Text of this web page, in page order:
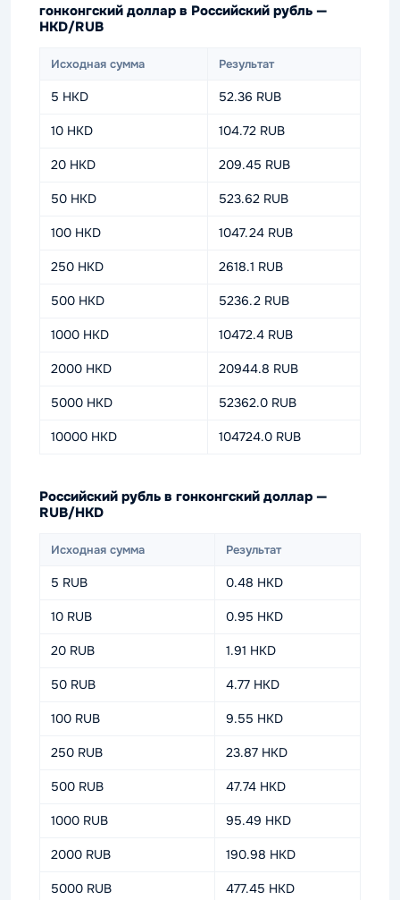
гонконгский доллар в Российский рубль —
HKD/RUB
Исходная сумма Результат
5 HKD 52.36 RUB
10 HKD 104.72 RUB
20 HKD 209.45 RUB
50 HKD 523.62 RUB
100 HKD 1047.24 RUB
250 HKD 2618.1 RUB
500 HKD 5236.2 RUB
1000 HKD 10472.4 RUB
2000 HKD 20944.8 RUB
5000 HKD 52362.0 RUB
10000 HKD 104724.0 RUB
Российский рубль в гонконгский доллар —
RUB/HKD
Исходная сумма Результат
5 RUB 0.48 HKD
10 RUB 0.95 HKD
20 RUB 1.91 HKD
50 RUB 4.77 HKD
100 RUB 9.55 HKD
250 RUB 23.87 HKD
500 RUB 47.74 HKD
1000 RUB 95.49 HKD
2000 RUB 190.98 HKD
5000 RUB 477.45 HKD